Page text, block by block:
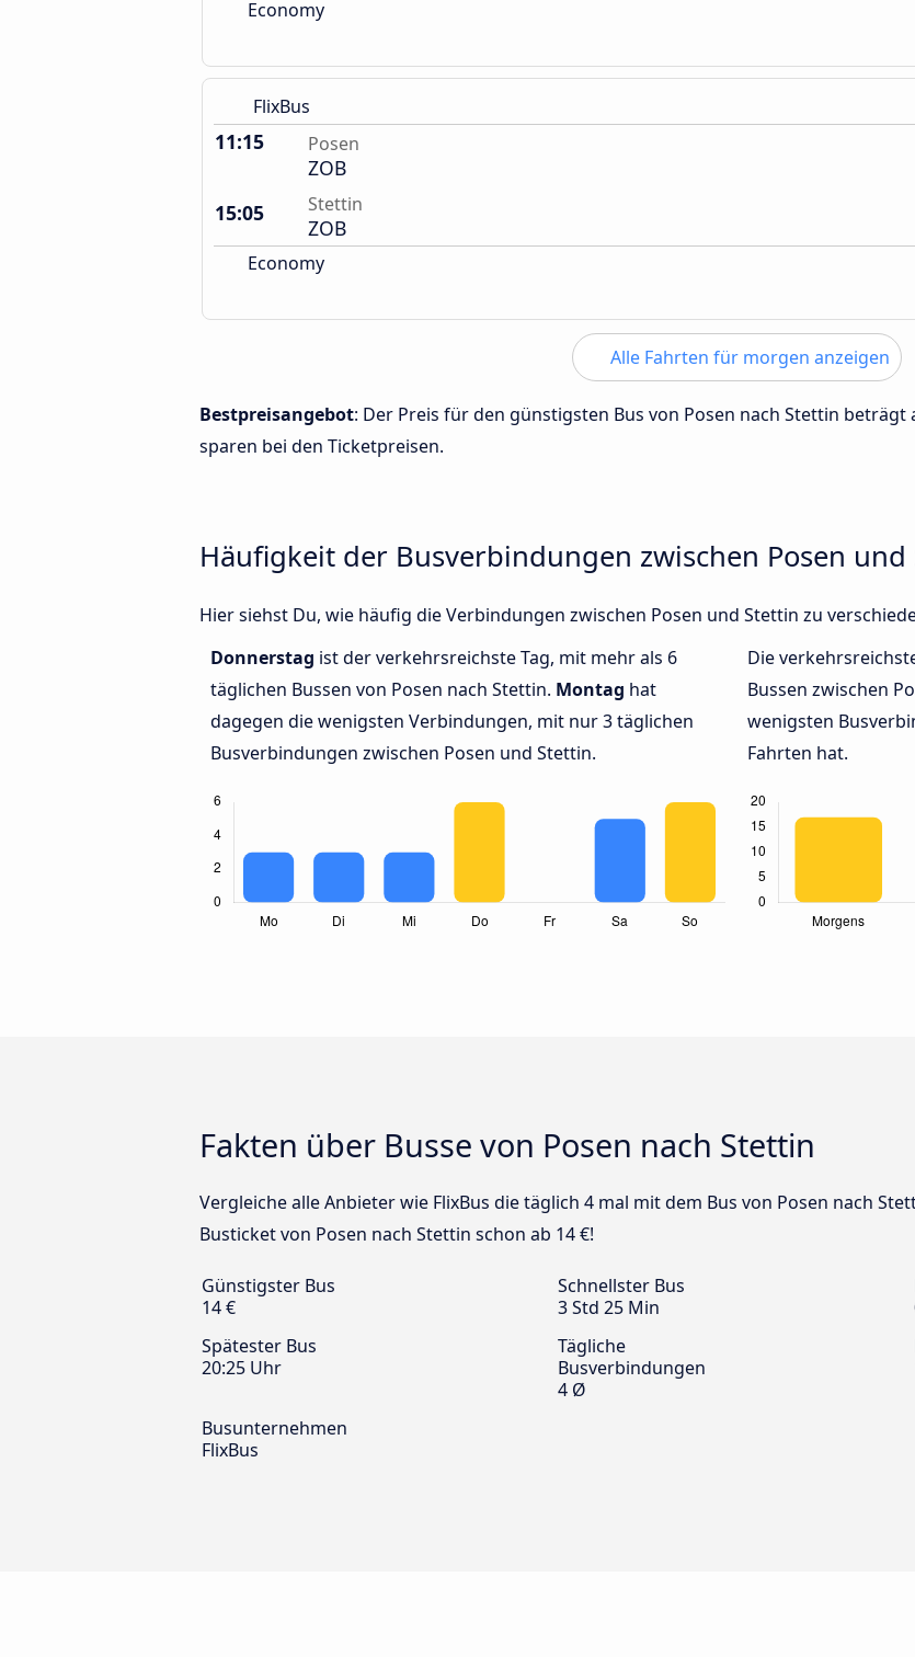
Economy
FlixBus
11:15 Posen
ZOB
15:05
Stettin
ZOB
Economy
Alle Fahrten für morgen anzeigen
Bestpreisangebot: Der Preis für den günstigsten Bus von Posen nach Stettin beträgt
sparen bei den Ticketpreisen.
Häufigkeit der Busverbindungen zwischen Posen und
Hier siehst Du, wie häufig die Verbindungen zwischen Posen und Stettin zu
Donnerstag ist der verkehrsreichste Tag, mit mehr als 6
täglichen Bussen von Posen nach Stettin. Montag hat
dagegen die wenigsten Verbindungen, mit nur 3 täglichen
Busverbindungen zwischen Posen und Stettin.
Die
Bussen zwischen
wenigsten
Fahrten hat.
Fakten über Busse von Posen nach Stettin
Vergleiche alle Anbieter wie FlixBus die täglich 4 mal mit dem Bus von Posen nach
Busticket von Posen nach Stettin schon ab 14 €!
Günstigster Bus
14 €
Schnellster Bus
3 Std 25 Min
Spätester Bus
20:25 Uhr
Tägliche
Busverbindungen
4 Ø
Busunternehmen
FlixBus